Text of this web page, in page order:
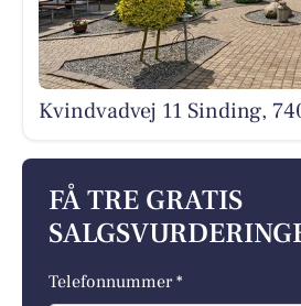
Kvindvadvej 11 Sinding,
FÅ TRE GRATIS
Telefonnummer *